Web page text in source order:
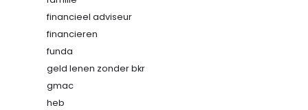
financieel adviseur
financieren
funda
geld lenen zonder bkr
gmac
heb